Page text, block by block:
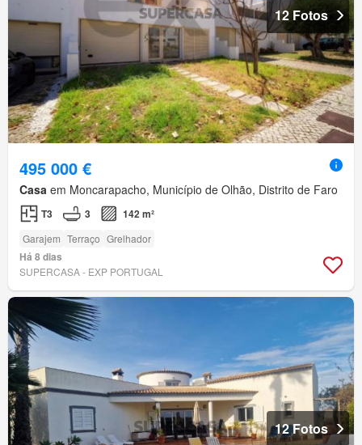
12 Fotos
495 000 €
Casa em Moncarapacho, Município de Olhão, Distrito de Faro
T3 3 142 m²
Garajem Terraço Grelhador
Há 8 dias
SUPERCASA - EXP PORTUGAL
12 Fotos